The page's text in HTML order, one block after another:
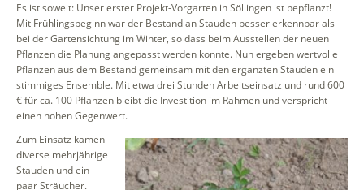
Es ist soweit: Unser erster Projekt-Vorgarten in Söllingen ist bepflanzt!
Mit Frühlingsbeginn war der Bestand an Stauden besser erkennbar als
bei der Gartensichtung im Winter, so dass beim Ausstellen der neuen
Pflanzen die Planung angepasst werden konnte. Nun ergeben wertvolle
Pflanzen aus dem Bestand gemeinsam mit den ergänzten Stauden ein
stimmiges Ensemble. Mit etwa drei Stunden Arbeitseinsatz und rund 600
€ für ca. 100 Pflanzen bleibt die Investition im Rahmen und verspricht
einen hohen Gegenwert.
Zum Einsatz kamen
diverse mehrjährige
Stauden und ein
paar Sträucher.